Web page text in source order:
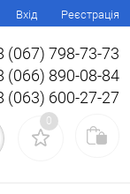
Вхід Реєстрація
(067) 798-73-73
(066) 890-08-84
(063) 600-27-27
0